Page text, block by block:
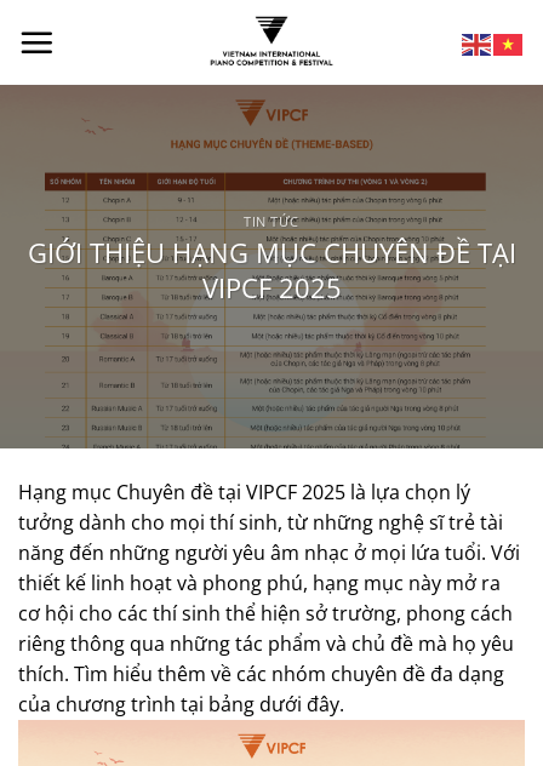
TIN TỨC
GIỚI THIỆU HẠNG MỤC CHUYÊN ĐỀ TẠI
VIPCF 2025
Hạng mục Chuyên đề tại VIPCF 2025 là lựa chọn lý
tưởng dành cho mọi thí sinh, từ những nghệ sĩ trẻ tài
năng đến những người yêu âm nhạc ở mọi lứa tuổi. Với
thiết kế linh hoạt và phong phú, hạng mục này mở ra
cơ hội cho các thí sinh thể hiện sở trường, phong cách
riêng thông qua những tác phẩm và chủ đề mà họ yêu
thích. Tìm hiểu thêm về các nhóm chuyên đề đa dạng
của chương trình tại bảng dưới đây.